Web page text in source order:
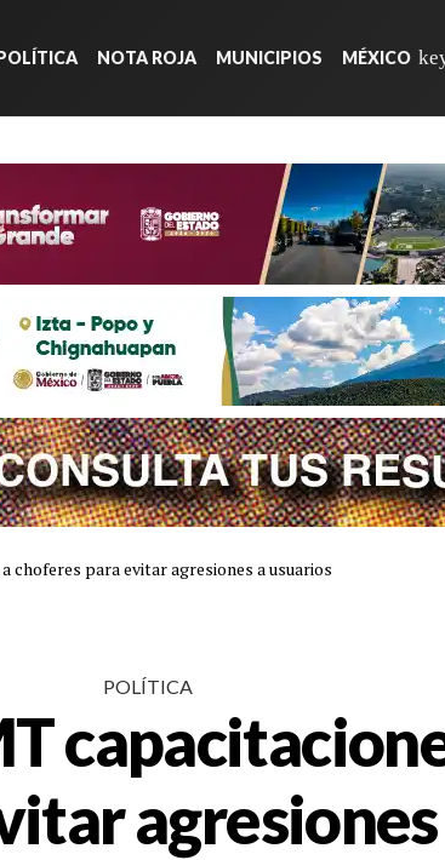
NOTA ROJA MUNICIPIOS MÉXICO
choferes para evitar agresiones a usuarios
POLÍTICA